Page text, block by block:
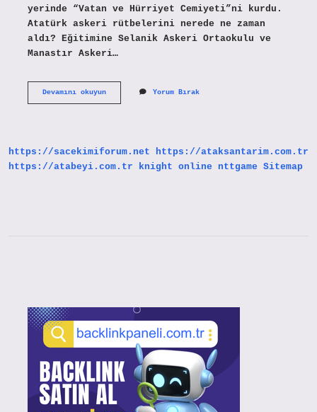
yerinde “Vatan ve Hürriyet Cemiyeti”ni kurdu.
Atatürk askeri rütbelerini nerede ne zaman
aldı? Eğitimine Selanik Askeri Ortaokulu ve
Manastır Askeri…
Devamını okuyunAtatürk
Yorum Bırak
https://sacekimiforum.net
https://ataksantarim.com.tr
https://atabeyi.com.tr
knight online nttgame Sitemap